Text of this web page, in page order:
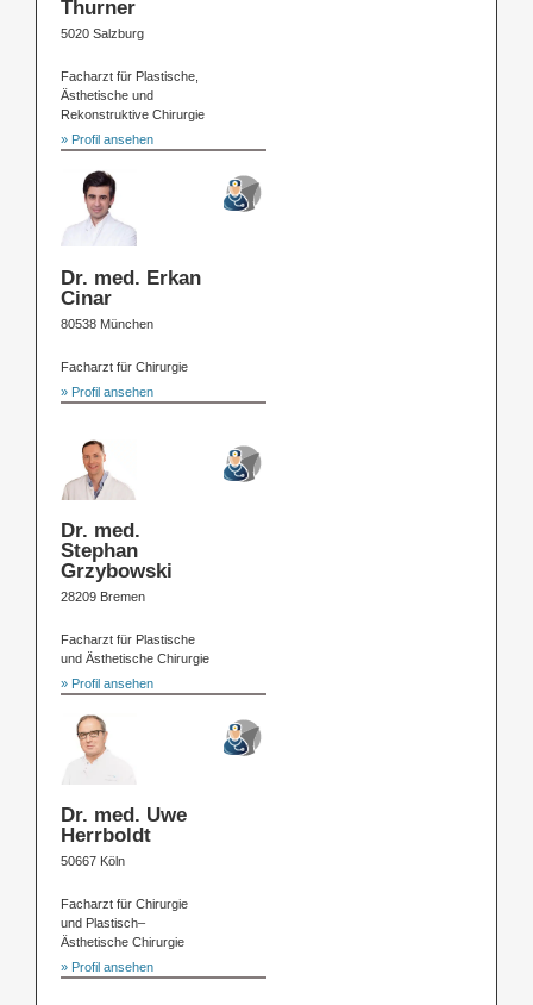
Thurner
5020 Salzburg
Facharzt für Plastische,
Ästhetische und
Rekonstruktive Chirurgie
» Profil ansehen
Dr. med. Erkan
Cinar
80538 München
Facharzt für Chirurgie
» Profil ansehen
Dr. med.
Stephan
Grzybowski
28209 Bremen
Facharzt für Plastische
und Ästhetische Chirurgie
» Profil ansehen
Dr. med. Uwe
Herrboldt
50667 Köln
Facharzt für Chirurgie
und Plastisch–
Ästhetische Chirurgie
» Profil ansehen